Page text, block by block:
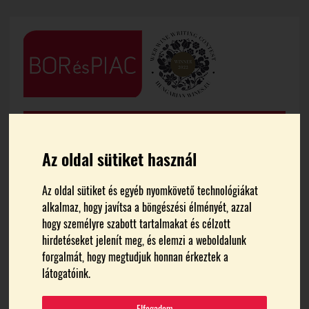
Az oldal sütiket használ
Az oldal sütiket és egyéb nyomkövető technológiákat
alkalmaz, hogy javítsa a böngészési élményét, azzal
hogy személyre szabott tartalmakat és célzott
hirdetéseket jelenít meg, és elemzi a weboldalunk
forgalmát, hogy megtudjuk honnan érkeztek a
látogatóink.
FŐOLDAL HÍREK
Csaknem ötvenezren
látogattak el Magyarország